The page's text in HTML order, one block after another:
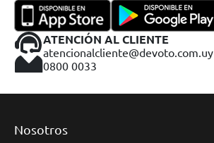
ATENCIÓN AL CLIENTE
atencionalcliente@devoto.com.uy
0800 0033
Nosotros